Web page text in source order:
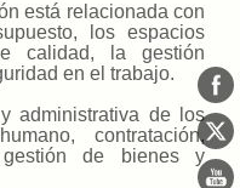
está relacionada con
los espacios
calidad, la gestión
en el trabajo.
administrativa de los
contratación,
gestión de bienes y